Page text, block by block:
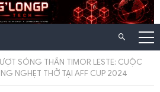
SÓNG THẦN TIMOR LESTE: CUỘC
NGHẸT THỞ TẠI AFF CUP 2024